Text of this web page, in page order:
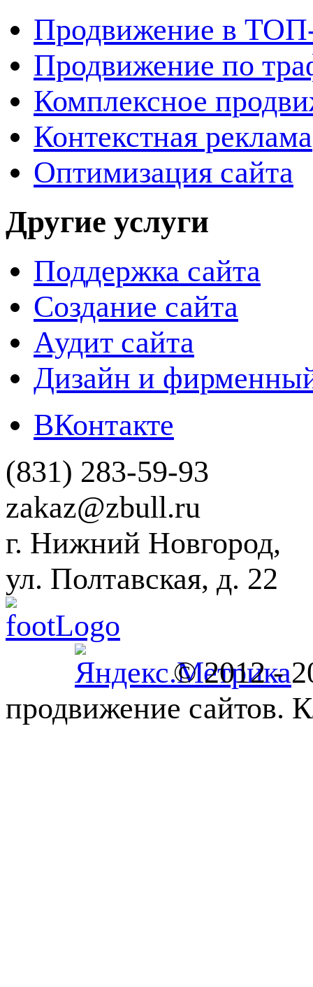
Продвижение в
Продвижение по
Комплексное
Контекстная реклама
Оптимизация сайта
Другие услуги
Поддержка сайта
Создание сайта
Аудит сайта
Дизайн и
ВКонтакте
(831) 283-59-93
zakaz@zbull.ru
г. Нижний Новгород,
ул. Полтавская, д. 22
© 2012 -
продвижение сайтов.